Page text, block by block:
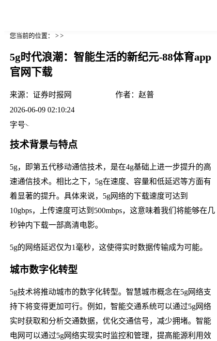
您当前的位置： > >
5g时代浪潮：智能生活的新纪元-88体育app
官网下载
来源： 证券时报网 作者： 赵普
2026-06-09 02:10:24
字号
技术背景与特点
5g，即第五代移动通信技术，是在4g基础上进一步提升的高
速通信技术。相比之下，5g在速度、容量和低延迟等方面有
着显著的提升。具体来说，5g网络的下载速度可达到
10gbps，上传速度可达到500mbps，这意味着我们将能够在几
秒钟内下载一部高清电影。
5g的网络延迟仅为1毫秒，这使得实时数据传输成为可能。
城市数字化转型
5g技术将推动城市的数字化转型。智慧城市概念在5g网络支
持下将变得更加可行。例如，智能交通系统可以通过5g网络
实时获取和分析交通数据，优化交通信号，减少拥堵。智能
电网可以通过5g网络实现实时监控和管理，提高能源利用效